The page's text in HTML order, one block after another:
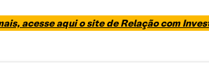
acesse aqui o site de Relação com